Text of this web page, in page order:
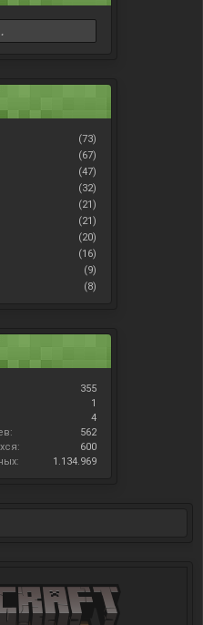
(73)
(67)
(47)
(32)
(21)
(21)
(20)
(16)
(9)
(8)
355
1
4
562
600
1.134.969